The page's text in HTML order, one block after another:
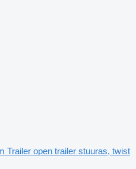
Trailer open trailer stuuras, twist